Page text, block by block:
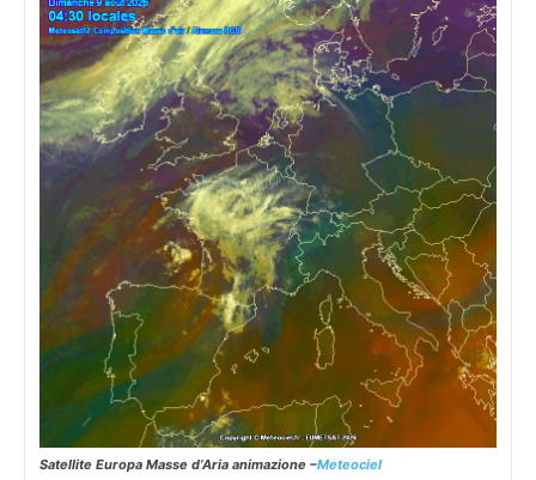
Satellite Europa Masse d’Aria animazione –Meteociel